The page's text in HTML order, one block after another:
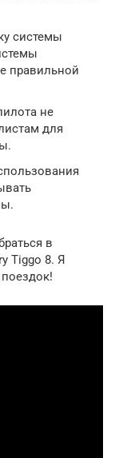
системы
правильной
не
для
в
Tiggo 8. Я